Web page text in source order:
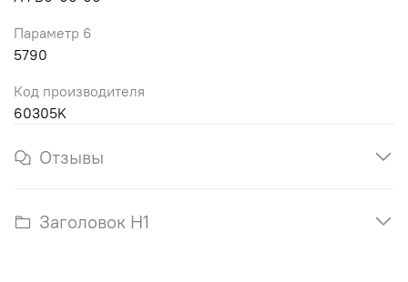
Параметр 6
5790
Код производителя
60305K
Отзывы
Заголовок H1